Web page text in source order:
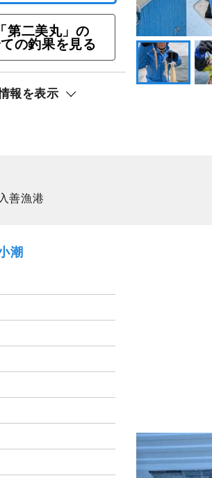
ご希望のターゲッ
《平日4名様～・
》☆
還元
「第二美丸」の
の釣果を見る
報を表示
善漁港
潮